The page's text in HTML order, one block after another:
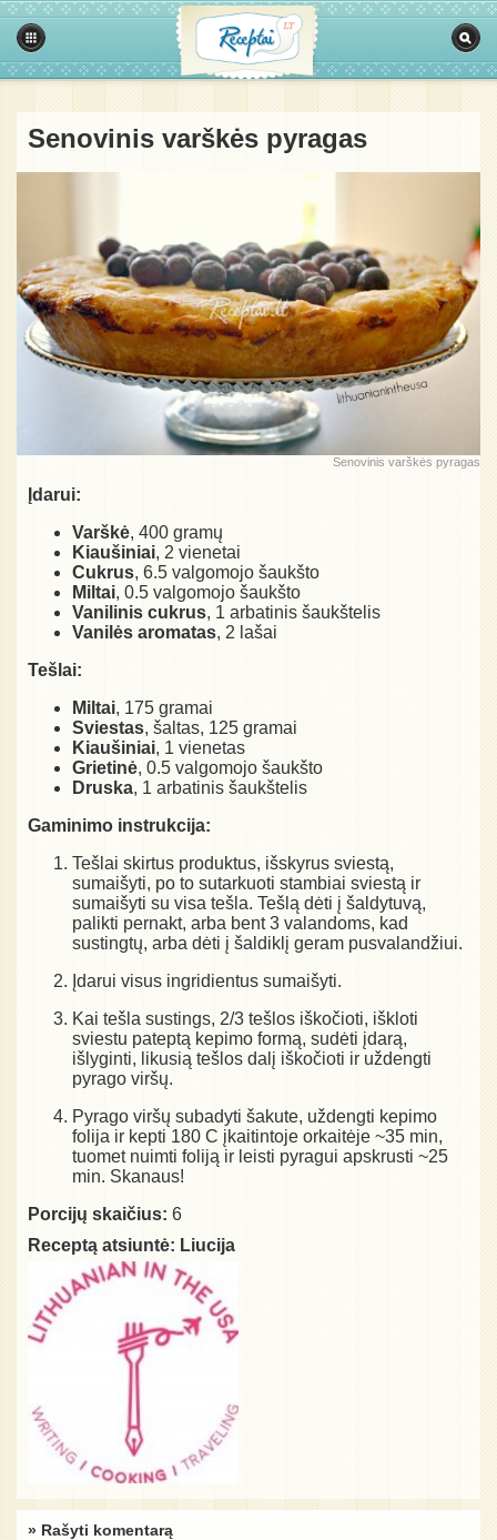
Senovinis varškės pyragas
Senovinis varškės pyragas
Įdarui:
Varškė, 400 gramų
Kiaušiniai, 2 vienetai
Cukrus, 6.5 valgomojo šaukšto
Miltai, 0.5 valgomojo šaukšto
Vanilinis cukrus, 1 arbatinis šaukštelis
Vanilės aromatas, 2 lašai
Tešlai:
Miltai, 175 gramai
Sviestas, šaltas, 125 gramai
Kiaušiniai, 1 vienetas
Grietinė, 0.5 valgomojo šaukšto
Druska, 1 arbatinis šaukštelis
Gaminimo instrukcija:
Tešlai skirtus produktus, išskyrus sviestą,
sumaišyti, po to sutarkuoti stambiai sviestą ir
sumaišyti su visa tešla. Tešlą dėti į šaldytuvą,
palikti pernakt, arba bent 3 valandoms, kad
sustingtų, arba dėti į šaldiklį geram pusvalandžiui.
Įdarui visus ingridientus sumaišyti.
Kai tešla sustings, 2/3 tešlos iškočioti, iškloti
sviestu pateptą kepimo formą, sudėti įdarą,
išlyginti, likusią tešlos dalį iškočioti ir uždengti
pyrago viršų.
Pyrago viršų subadyti šakute, uždengti kepimo
folija ir kepti 180 C įkaitintoje orkaitėje ~35 min,
tuomet nuimti foliją ir leisti pyragui apskrusti ~25
min. Skanaus!
Porcijų skaičius: 6
Receptą atsiuntė: Liucija
» Rašyti komentarą